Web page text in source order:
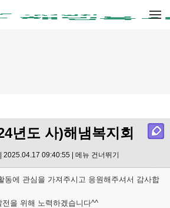
년도 사)해냄복지회
2025.04.17 09:40:55 | 메뉴 건너뛰기
동에 관심을 가져주시고 응원해주셔서 감사합
을 위해 노력하겠습니다^^